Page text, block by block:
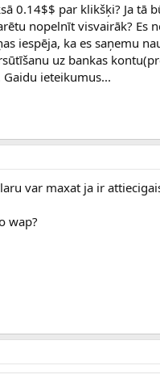
0.14$$ par klikšķi? Ja tā
nopelnīt visvairāk? Es
iespēja, ka es saņemu
uz bankas
Gaidu ieteikumus...
var maxat ja ir
wap?